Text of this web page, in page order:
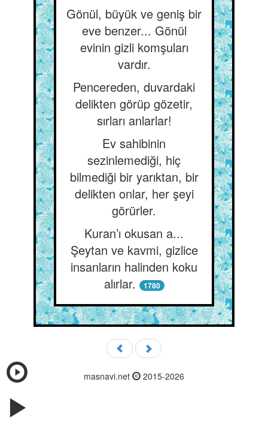
Gönül, büyük ve geniş bir
eve benzer... Gönül
evinin gizli komşuları
vardır.
Pencereden, duvardaki
delikten görüp gözetir,
sırları anlarlar!
Ev sahibinin
sezinlemediği, hiç
bilmediği bir yarıktan, bir
delikten onlar, her şeyi
görürler.
Kuran’ı okusan a...
Şeytan ve kavmi, gizlice
insanların halinden koku
alırlar.
1780
masnavi.net 2015-2026